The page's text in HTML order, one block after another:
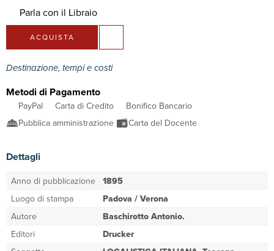
Parla con il Libraio
ACQUISTA
Destinazione, tempi e costi
Metodi di Pagamento
PayPal Carta di Credito
Bonifico Bancario
Pubblica amministrazione
Carta del Docente
Dettagli
Anno di pubblicazione 1895
Luogo di stampa
Padova / Verona
Autore
Baschirotto Antonio.
Editori
Drucker